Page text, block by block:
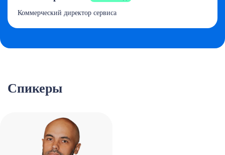
Коммерческий директор сервиса
Спикеры